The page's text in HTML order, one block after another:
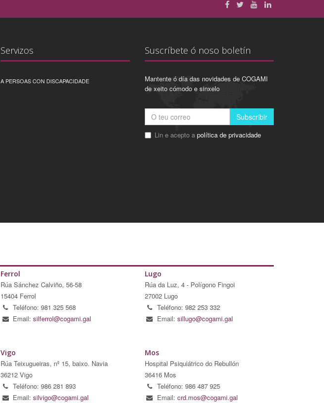
Servizos
A PERSOAS CON DISCAPACIDADE
Suscríbete ó noso boletín
Mantente ó día das novidades de COGAMI
de xeito cómodo e sinxelo
Subscribir
Lin e acepto a política de privacidade
Ferrol
Rúa Sánchez Calviño, 56-58
15404 Ferrol
Teléfono: 981 325 568
Email: silferrol@cogami.gal
Lugo
Rúa da Luz, 4 - Polígono Fingoi
27002 Lugo
Teléfono: 982 253 332
Email: sillugo@cogami.gal
Vigo
Rúa Teixugueiras, nº 15, baixo. Navia
36212 Vigo
Teléfono: 986 281 893
Email: silvigo@cogami.gal
Mos
Hospital Psiquiátrico do Rebullón
36416 Mos
Teléfono: 986 487 925
Email: crd.mos@cogami.gal